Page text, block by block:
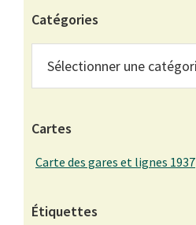
Catégories
Cartes
Carte des gares et lignes 1937
Étiquettes